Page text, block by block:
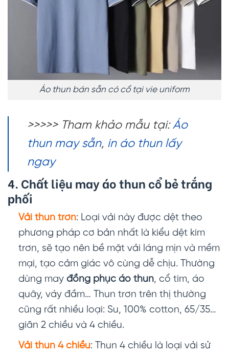
Áo thun bán sẵn có cổ tại vie uniform
>>>>> Tham khảo mẫu tại:Áo
thun may sẵn, in áo thun lấy
ngay
4. Chất liệu mayáo thun cổ bẻ trắng
phối
Vải thun trơn: Loại vải này được dệt theo
phương pháp cơ bản nhất là kiểu dệt kim
trơn, sẽ tạo nên bề mặt vải láng mịn và mềm
mại, tạo cảm giác vô cùng dễ chịu. Thường
dùng may đồng phục áo thun, cổ tim, áo
quây, váy đầm… Thun trơn trên thị thường
cũng rất nhiều loại: Su, 100% cotton, 65/35…
giãn 2 chiều và 4 chiều.
Vải thun 4 chiều: Thun 4 chiều là loại vải sử